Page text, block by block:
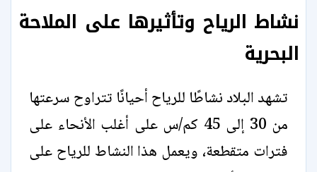
نشاط الرياح وتأثيرها على الملاحة
البحرية
تشهد البلاد نشاطًا للرياح أحيانًا تتراوح سرعتها
من 30 إلى 45 كم/س على أغلب الأنحاء على
فترات متقطعة، ويعمل هذا النشاط للرياح على